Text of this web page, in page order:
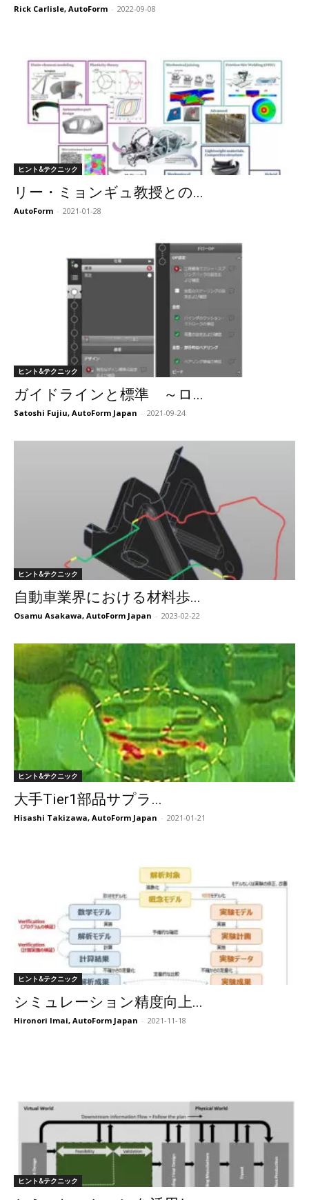
Rick Carlisle, AutoForm - 2022-09-08
ヒント&テクニック
リー・ミョンギュ教授との...
AutoForm - 2021-01-28
ヒント&テクニック
ガイドラインと標準 ～ロ...
Satoshi Fujiu, AutoForm Japan - 2021-09-24
ヒント&テクニック
自動車業界における材料歩...
Osamu Asakawa, AutoForm Japan - 2023-02-22
ヒント&テクニック
大手Tier1部品サプラ...
Hisashi Takizawa, AutoForm Japan - 2021-01-21
ヒント&テクニック
シミュレーション精度向上...
Hironori Imai, AutoForm Japan - 2021-11-18
ヒント&テクニック